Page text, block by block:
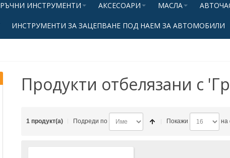
РЪЧНИ ИНСТРУМЕНТИ АКСЕСОАРИ МАСЛА
ИНСТРУМЕНТИ ЗА ЗАЦЕПВАНЕ ПОД НАЕМ ЗА АВТОМОБИЛИ
Продукти отбелязани с
1 продукт(а) Подреди по Покажи на